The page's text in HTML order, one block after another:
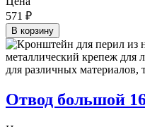
571 ₽
В корзину
Отвод большой